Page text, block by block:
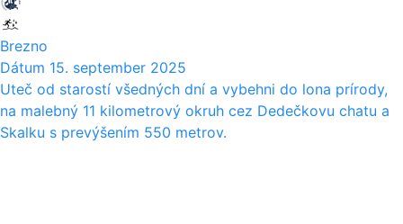
Brezno
Dátum 15. september 2025
Uteč od starostí všedných dní a vybehni do lona prírody,
na malebný 11 kilometrový okruh cez Dedečkovu chatu a
Skalku s prevýšením 550 metrov.